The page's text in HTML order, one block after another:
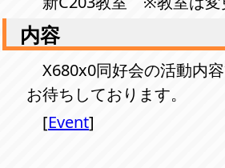
内容
X680x0同好会の活動内
お待ちしております。
[Event]